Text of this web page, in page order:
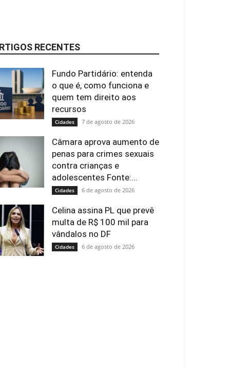
RECENTES
Fundo Partidário: entenda
o que é, como funciona e
quem tem direito aos
recursos
Cidades 7 de agosto de 2026
Câmara aprova aumento de
penas para crimes sexuais
contra crianças e
adolescentes Fonte:...
Cidades 6 de agosto de 2026
Celina assina PL que prevê
multa de R$ 100 mil para
vândalos no DF
Cidades 6 de agosto de 2026